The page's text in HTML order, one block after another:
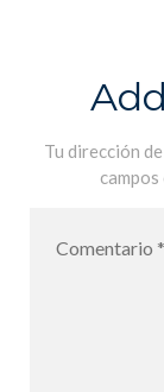
honrados
Tu dirección